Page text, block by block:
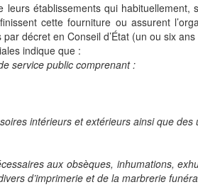
établissements qui habituellement,
cette fourniture ou assurent
décret en Conseil d’État (un ou six
indique que :
service public comprenant :
intérieurs et extérieurs ainsi que des
aux obsèques, inhumations,
d’imprimerie et de la marbrerie